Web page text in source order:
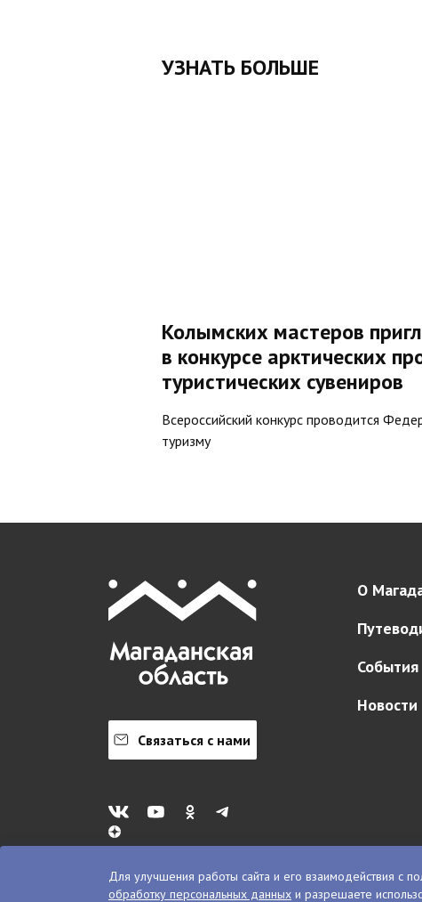
УЗНАТЬ БОЛЬШЕ
Колымских мастеров
в конкурсе арктических
туристических сувениров
Всероссийский конкурс проводится
туризму
Связаться с нами
О
События
Новости
© VisitKolyma, 2026
Для улучшения работы сайта и его взаимодействия с
обработку персональных данных и разрешаете